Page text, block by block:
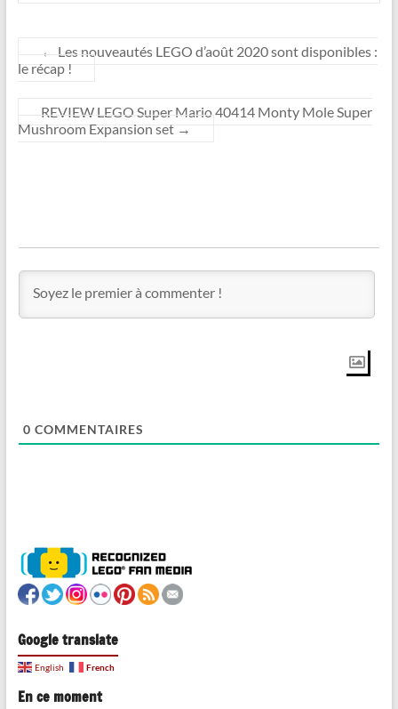
←
Les nouveautés LEGO d’août 2020 sont disponibles :
le récap !
REVIEW LEGO Super Mario 40414 Monty Mole Super
Mushroom Expansion set →
0 COMMENTAIRES
Google translate
English French
En ce moment